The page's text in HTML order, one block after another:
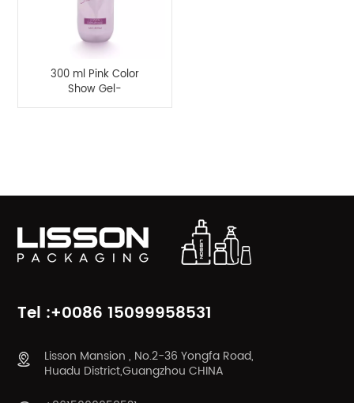
300 ml Pink Color
Show Gel-
Kunststoffflaschenverpackung
Tel :+0086 15099958531
Lisson Mansion , No.2-36 Yongfa Road,
Huadu District,Guangzhou CHINA